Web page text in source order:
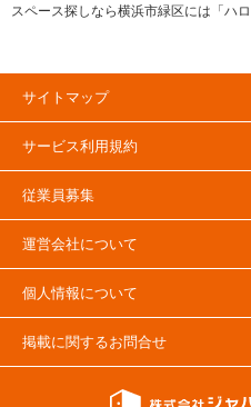
スペース探しなら横浜市緑区には「ハ
金[賃料]・セキュリティ・空調完備・
み！豊富な物件数から様々な方法でご
ンクルーム情報サイトです。横浜市緑
サイトマップ
サービス利用規約
従業員募集
運営会社について
個人情報について
掲載に関するお問合せ